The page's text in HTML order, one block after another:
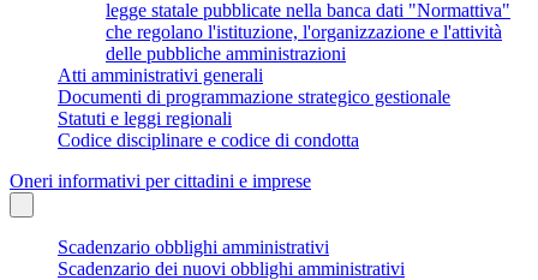
legge statale pubblicate nella banca dati "Normattiva"
che regolano l'istituzione, l'organizzazione e l'attività
delle pubbliche amministrazioni
Atti amministrativi generali
Documenti di programmazione strategico gestionale
Statuti e leggi regionali
Codice disciplinare e codice di condotta
Oneri informativi per cittadini e imprese
Scadenzario obblighi amministrativi
Scadenzario dei nuovi obblighi amministrativi